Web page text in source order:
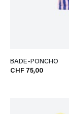
BADE-PONCHO
CHF 75,00